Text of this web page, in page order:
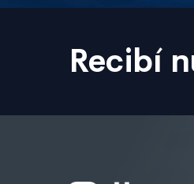
Recibí